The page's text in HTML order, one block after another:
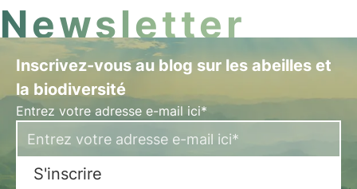
Newsletter
Inscrivez-vous au blog sur les abeilles et
la biodiversité
Entrez votre adresse e-mail ici*
S'inscrire